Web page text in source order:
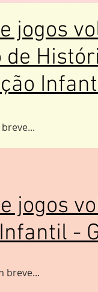
jogos
de
breve...
jogos
-
breve...